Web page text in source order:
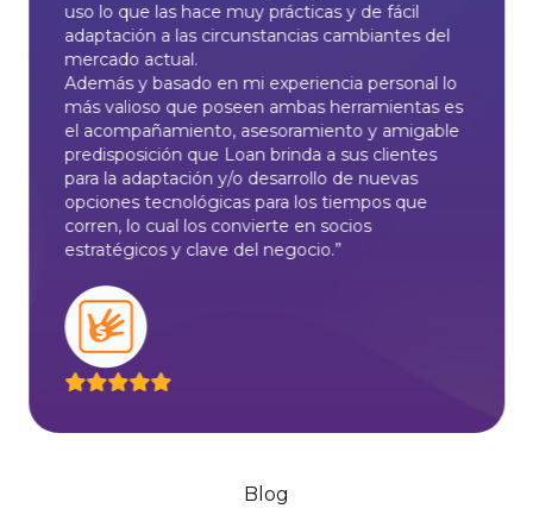
uso lo que las hace muy prácticas y de fácil
adaptación a las circunstancias cambiantes del
mercado actual.
Además y basado en mi experiencia personal lo
más valioso que poseen ambas herramientas es
el acompañamiento, asesoramiento y amigable
predisposición que Loan brinda a sus clientes
para la adaptación y/o desarrollo de nuevas
opciones tecnológicas para los tiempos que
corren, lo cual los convierte en socios
estratégicos y clave del negocio.”
Blog